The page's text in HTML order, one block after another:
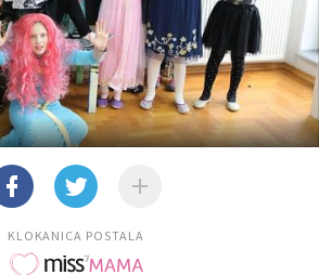
KLOKANICA POSTALA